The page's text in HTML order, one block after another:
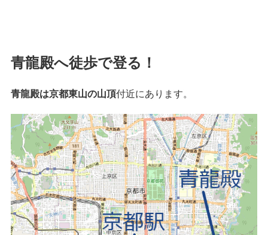
青龍殿へ徒歩で登る！
青龍殿は京都東山の山頂付近にあります。